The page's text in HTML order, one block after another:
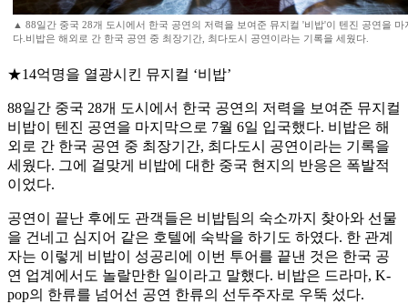
▲ 88일간 중국 28개 도시에서 한국 공연의 저력을 보여준 뮤지컬 '비밥'이 텐진 공연을 마
다.비밥은 해외로 간 한국 공연 중 최장기간, 최다도시 공연이라는 기록을 세웠다.
★14억명을 열광시킨 뮤지컬 ‘비밥’
88일간 중국 28개 도시에서 한국 공연의 저력을 보여준 뮤지컬
비밥이 텐진 공연을 마지막으로 7월 6일 입국했다. 비밥은 해
외로 간 한국 공연 중 최장기간, 최다도시 공연이라는 기록을
세웠다. 그에 걸맞게 비밥에 대한 중국 현지의 반응은 폭발적
이었다.
공연이 끝난 후에도 관객들은 비밥팀의 숙소까지 찾아와 선물
을 건네고 심지어 같은 호텔에 숙박을 하기도 하였다. 한 관계
자는 이렇게 비밥이 성공리에 이번 투어를 끝낸 것은 한국 공
연 업계에서도 놀랄만한 일이라고 말했다. 비밥은 드라마, K-
pop의 한류를 넘어선 공연 한류의 선두주자로 우뚝 섰다.